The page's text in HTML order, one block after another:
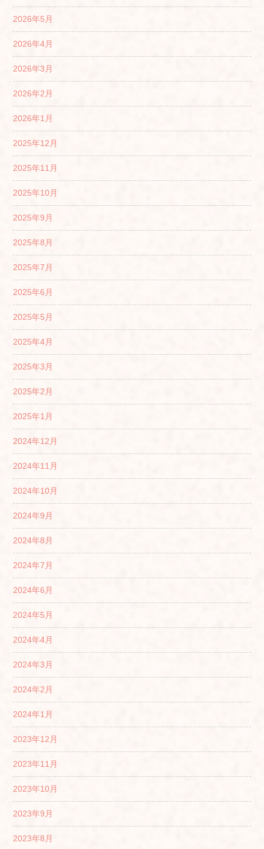
2026年5月
2026年4月
2026年3月
2026年2月
2026年1月
2025年12月
2025年11月
2025年10月
2025年9月
2025年8月
2025年7月
2025年6月
2025年5月
2025年4月
2025年3月
2025年2月
2025年1月
2024年12月
2024年11月
2024年10月
2024年9月
2024年8月
2024年7月
2024年6月
2024年5月
2024年4月
2024年3月
2024年2月
2024年1月
2023年12月
2023年11月
2023年10月
2023年9月
2023年8月